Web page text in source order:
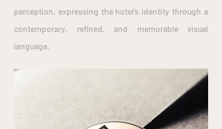
perception, expressing the hotel’s identity through a
contemporary, refined, and memorable visual
language.